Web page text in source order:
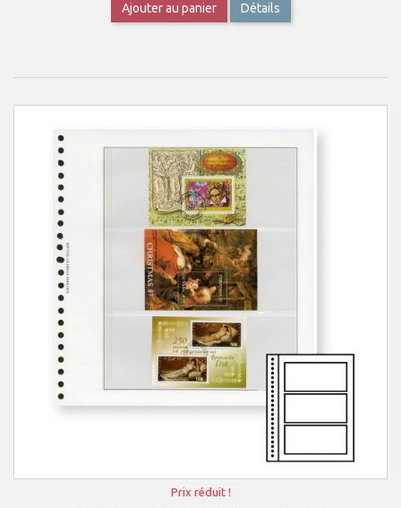
Ajouter au panier Détails
Prix réduit !